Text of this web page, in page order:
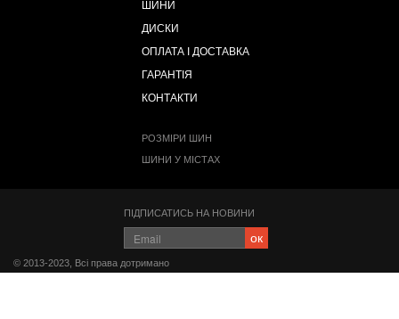
ШИНИ
ДИСКИ
ОПЛАТА І ДОСТАВКА
ГАРАНТІЯ
КОНТАКТИ
РОЗМІРИ ШИН
ШИНИ У МІСТАХ
ПІДПИСАТИСЬ НА НОВИНИ
ок
© 2013-2023, Всі права дотримано